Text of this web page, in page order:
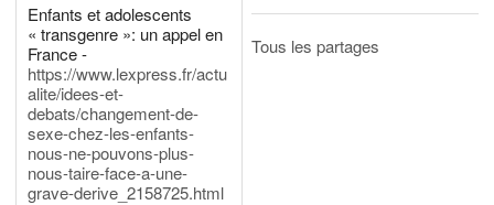
Enfants et adolescents
« transgenre »: un appel en
France -
https://www.lexpress.fr/actu
alite/idees-et-
debats/changement-de-
sexe-chez-les-enfants-
nous-ne-pouvons-plus-
nous-taire-face-a-une-
grave-derive_2158725.html
Tous les partages